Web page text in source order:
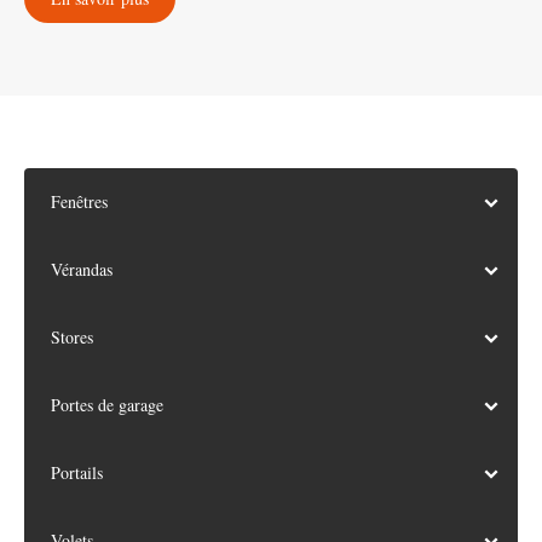
Fenêtres
Vérandas
Stores
Portes de garage
Portails